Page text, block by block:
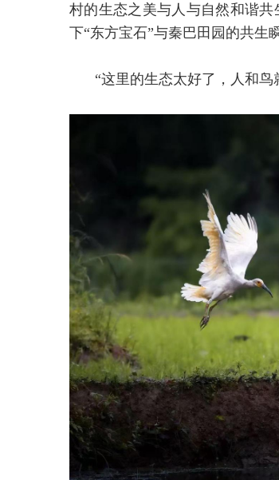
村的生态之美与人与自然和谐
下“东方宝石”与秦巴田园的共生
“这里的生态太好了，人和鸟